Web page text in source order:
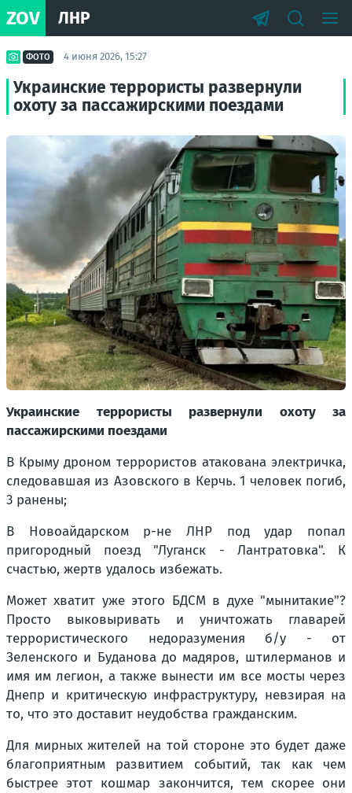
ZOV ЛНР
ФОТО 4 июня 2026, 15:27
Украинские террористы развернули
охоту за пассажирскими поездами
Украинские террористы развернули охоту за
пассажирскими поездами
В Крыму дроном террористов атакована электричка,
следовавшая из Азовского в Керчь. 1 человек погиб,
3 ранены;
В Новоайдарском р-не ЛНР под удар попал
пригородный поезд "Луганск - Лантратовка". К
счастью, жертв удалось избежать.
Может хватит уже этого БДСМ в духе "мынитакие"?
Просто выковыривать и уничтожать главарей
террористического недоразумения б/у - от
Зеленского и Буданова до мадяров, штилерманов и
имя им легион, а также вынести им все мосты через
Днепр и критическую инфраструктуру, невзирая на
то, что это доставит неудобства гражданским.
Для мирных жителей на той стороне это будет даже
благоприятным развитием событий, так как чем
быстрее этот кошмар закончится, тем скорее они